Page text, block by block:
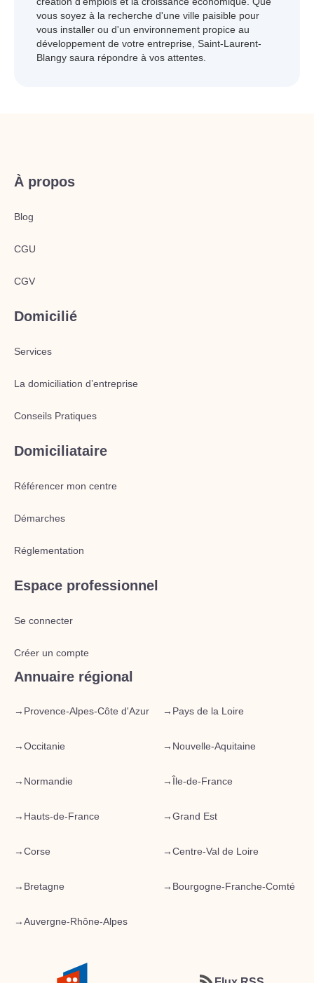
vous soyez à la recherche d'une ville paisible pour
vous installer ou d'un environnement propice au
développement de votre entreprise, Saint-Laurent-
Blangy saura répondre à vos attentes.
À propos
Blog
CGU
CGV
Domicilié
Services
La domiciliation d’entreprise
Conseils Pratiques
Domiciliataire
Référencer mon centre
Démarches
Réglementation
Espace professionnel
Se connecter
Créer un compte
Annuaire régional
→ Provence-Alpes-Côte d'Azur → Pays de la Loire
→Occitanie → Nouvelle-Aquitaine
→ Normandie → Île-de-France
→ Hauts-de-France →Grand Est
→Corse →Centre-Val de Loire
→ Bretagne → Bourgogne-Franche-Comté
→Auvergne-Rhône-Alpes